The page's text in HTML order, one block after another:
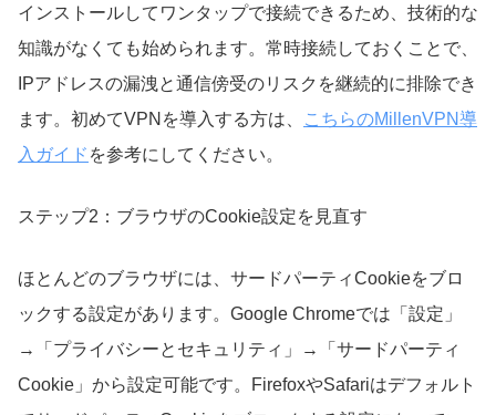
インストールしてワンタップで接続できるため、技術的な
知識がなくても始められます。常時接続しておくことで、
IPアドレスの漏洩と通信傍受のリスクを継続的に排除でき
ます。初めてVPNを導入する方は、
こちらのMillenVPN導
入ガイド を参考にしてください。
ステップ2：ブラウザのCookie設定を見直す
ほとんどのブラウザには、サードパーティCookieをブロ
ックする設定があります。Google Chromeでは「設定」
→「プライバシーとセキュリティ」→「サードパーティ
Cookie」から設定可能です。FirefoxやSafariはデフォルト